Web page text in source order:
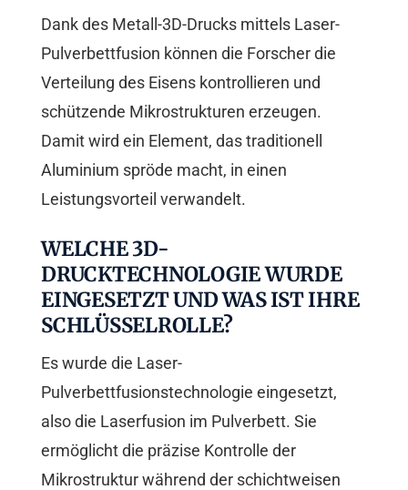
Dank des Metall-3D-Drucks mittels Laser-
Pulverbettfusion können die Forscher die
Verteilung des Eisens kontrollieren und
schützende Mikrostrukturen erzeugen.
Damit wird ein Element, das traditionell
Aluminium spröde macht, in einen
Leistungsvorteil verwandelt.
WELCHE 3D-
DRUCKTECHNOLOGIE WURDE
EINGESETZT UND WAS IST IHRE
SCHLÜSSELROLLE?
Es wurde die Laser-
Pulverbettfusionstechnologie eingesetzt,
also die Laserfusion im Pulverbett. Sie
ermöglicht die präzise Kontrolle der
Mikrostruktur während der schichtweisen